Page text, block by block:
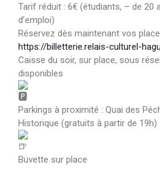
Tarif réduit : 6€ (étudiants, – de 20
d’emploi)
Réservez dès maintenant vos
https://billetterie.relais-culturel-
Caisse du soir, sur place, sous
disponibles
Parkings à proximité : Quai des
Historique (gratuits à partir de 19h)
Buvette sur place